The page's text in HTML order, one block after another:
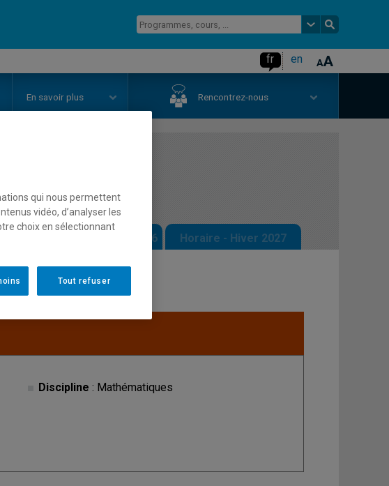
fr en
En savoir plus Rencontrez-nous
Horaire - Automne 2026 Horaire - Hiver 2027
Discipline : Mathématiques
qui nous permettent
vidéo, d’analyser les
choix en sélectionnant
Tout refuser